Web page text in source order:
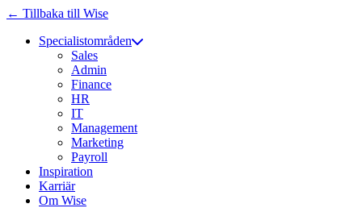
← Tillbaka till Wise
Specialistområden
Sales
Admin
Finance
HR
IT
Management
Marketing
Payroll
Inspiration
Karriär
Om Wise